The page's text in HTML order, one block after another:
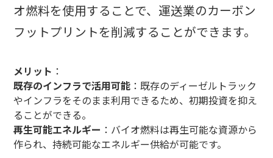
オ燃料を使用することで、運送業のカーボン
フットプリントを削減することができます。
メリット ：
既存のインフラで活用可能 ：既存のディーゼルトラック
やインフラをそのまま利用できるため、初期投資を抑え
ることができる。
再生可能エネルギー ：バイオ燃料は再生可能な資源から
作られ、持続可能なエネルギー供給が可能です。